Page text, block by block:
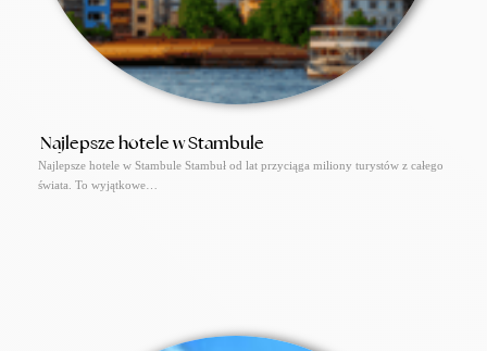
Najlepsze hotele w Stambule
Najlepsze hotele w Stambule Stambuł od lat przyciąga miliony turystów z całego
świata. To wyjątkowe…